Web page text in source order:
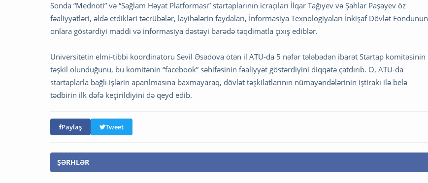
Sonda “Mednoti” və “Sağlam Həyat Platforması” startaplarının icraçıları İlqar Tağıyev və Şahlar Paşayev öz
fəaliyyətləri, əldə etdikləri təcrübələr, layihələrin faydaları, İnformasiya Texnologiyaları İnkişaf Dövlət Fondunun
onlara göstərdiyi maddi və informasiya dəstəyi barədə təqdimatla çıxış ediblər.
Universitetin elmi-tibbi koordinatoru Sevil Əsədova ötən il ATU-da 5 nəfər tələbədən ibarət Startap komitəsinin
təşkil olunduğunu, bu komitənin “facebook” səhifəsinin fəaliyyət göstərdiyini diqqətə çatdırıb. O, ATU-da
startaplarla bağlı işlərin aparılmasına baxmayaraq, dövlət təşkilatlarının nümayəndələrinin iştirakı ilə belə
tədbirin ilk dəfə keçirildiyini də qeyd edib.
Paylaş Tweet
ŞƏRHLƏR